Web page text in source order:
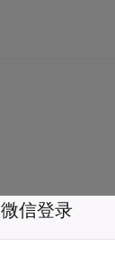
微信登录